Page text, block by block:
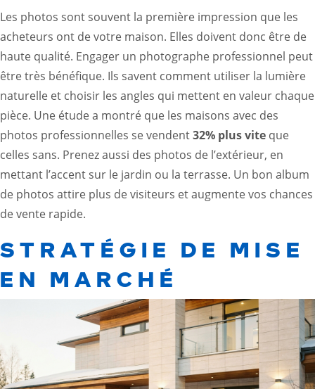
Les photos sont souvent la première impression que les
acheteurs ont de votre maison. Elles doivent donc être de
haute qualité. Engager un photographe professionnel peut
être très bénéfique. Ils savent comment utiliser la lumière
naturelle et choisir les angles qui mettent en valeur chaque
pièce. Une étude a montré que les maisons avec des
photos professionnelles se vendent32% plus vite que
celles sans. Prenez aussi des photos de l’extérieur, en
mettant l’accent sur le jardin ou la terrasse. Un bon album
de photos attire plus de visiteurs et augmente vos chances
de vente rapide.
STRATÉGIE DE MISE
EN MARCHÉ